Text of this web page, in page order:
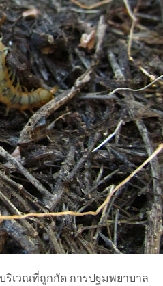
ริเวณที่ถูกกัด การปฐมพยาบาล